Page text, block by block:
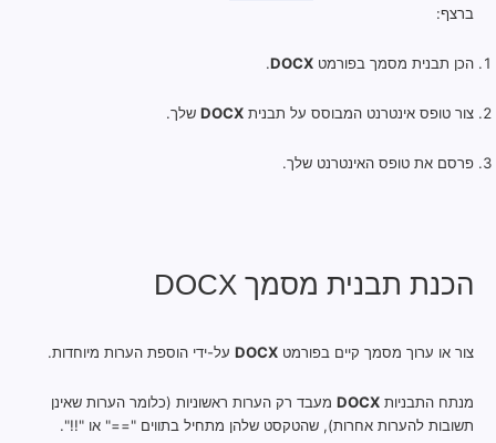
ברצף:
הכן תבנית מסמך בפורמט DOCX
.
צור טופס אינטרנט המבוסס על תבנית DOCX שלך.
פרסם את טופס האינטרנט שלך.
הכנת תבנית מסמך DOCX
צור או ערוך מסמך קיים בפורמט DOCX על-ידי הוספת הערות מיוחדות.
מנתח התבניות DOCX מעבד רק הערות ראשוניות (כלומר הערות שאינן
תשובות להערות אחרות), שהטקסט שלהן מתחיל בתווים "==" או "!!".